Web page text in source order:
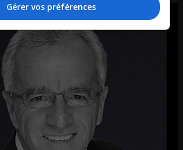
Gérer vos préférences